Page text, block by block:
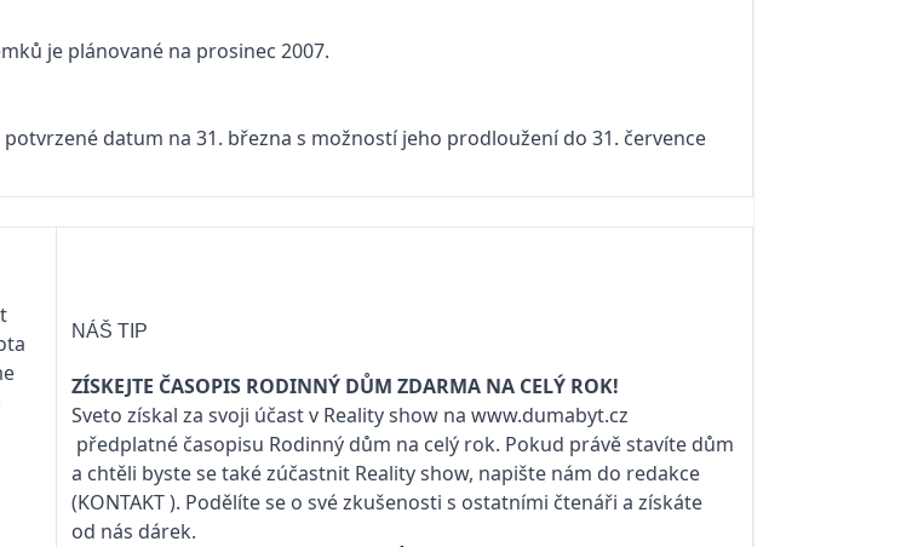
je plánované na prosinec 2007.
datum na 31. března s možností jeho prodloužení do 31. července
NÁŠ TIP
ZÍSKEJTE ČASOPIS RODINNÝ DŮM ZDARMA NA CELÝ ROK!
Sveto získal za svoji účast v Reality show na www.dumabyt.cz
předplatné časopisu Rodinný dům na celý rok. Pokud právě stavíte dům
a chtěli byste se také zúčastnit Reality show, napište nám do redakce
(KONTAKT). Podělíte se o své zkušenosti s ostatními čtenáři a získáte
od nás dárek.